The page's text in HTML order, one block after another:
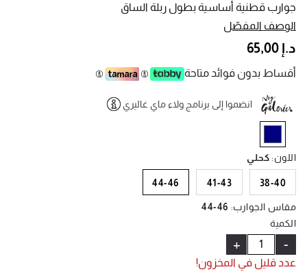
جوارب قطنية أساسية بطول ربلة الساق
الوصف المفصّل
د.إ 65,00
أقساط بدون فوائد متاحة
انضموا إلى برنامج ولاء ماي غاليري
selectedاللون:كحلي
38-40
41-43
44-46
مقاس الجوارب:
44-46
الكمية
-
+
عدد قليل في المخزون!